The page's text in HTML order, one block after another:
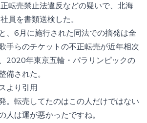
転売禁止法違反などの疑いで、北海
員を書類送検した。
、6月に施行された同法での摘発は全
手らのチケットの不正転売が近年相次
2020年東京五輪・パラリンピックの
備された。
より引用
。転売してたのはこの人だけではない
人は運が悪かったですね。